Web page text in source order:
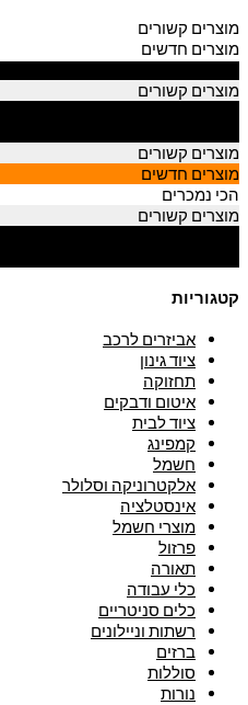
מוצרים קשורים
מוצרים חדשים
מוצרים קשורים
מוצרים קשורים
מוצרים חדשים
הכי נמכרים
מוצרים קשורים
קטגוריות
אביזרים לרכב
ציוד גינון
תחזוקה
איטום ודבקים
ציוד לבית
קמפינג
חשמל
אלקטרוניקה וסלולר
אינסטלציה
מוצרי חשמל
פרזול
תאורה
כלי עבודה
כלים סניטריים
רשתות וניילונים
ברזים
סוללות
נורות